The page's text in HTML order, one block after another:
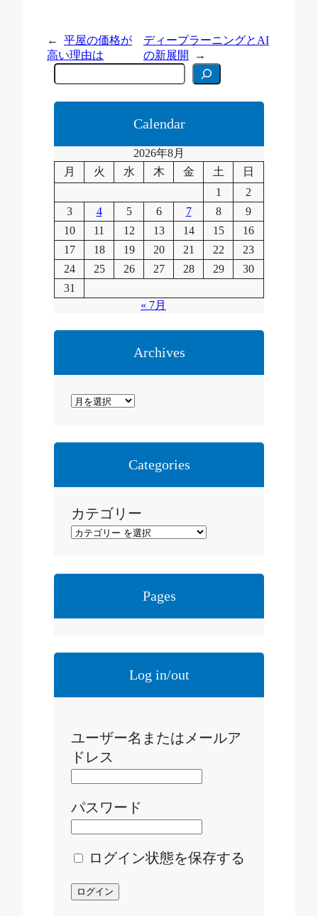
←
平屋の価格が
高い理由は
ディープラーニングとAI
の新展開
→
C
e
c
Calendar
2026年8月
月
火 水 木 金 土
日
1
2
3
4 5 6 7 8
9
10
11 12 13 14 15
16
17
18 19 20 21 22
23
24
25 26 27 28 29
30
31
« 7月
Archives
ア
カ
Categories
カテゴリー
Pages
Log in/out
ユーザー名またはメールア
ドレス
パスワード
ログイン状態を保存する